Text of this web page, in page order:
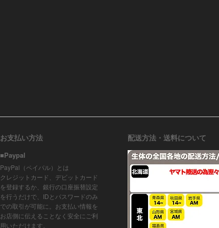
お支払い方法
■Paypal
PayPal（ペイパル）とは
クレジットカード、デビットカード
を登録するか、銀行の口座振替設定
を行うだけで、IDとパスワードのみ
での取引が可能に。お支払い情報を
お店側に伝えることなく安全にご利
用いただけます。
配送方法・送料について